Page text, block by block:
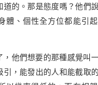
道的。那是態度嗎？他們
體、個性全方位都能引
，他們想要的那種感覺叫
引，能發出的人和能截取